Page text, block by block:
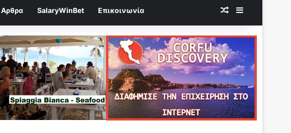
Αρθρα SalaryWinBet Επικοινωνία Random Article